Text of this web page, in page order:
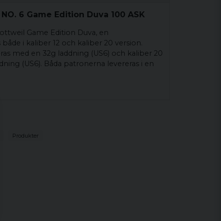
6 Game Edition Duva 100 ASK
Game Edition Duva, en
i kaliber 12 och kaliber 20 version.
med en 32g laddning (US6) och kaliber 20
(US6). Båda patronerna levereras i en
Produkter